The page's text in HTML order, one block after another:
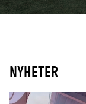
NYHETER